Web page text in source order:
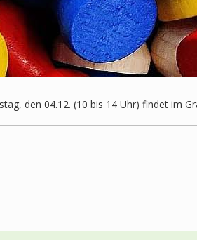
den 04.12. (10 bis 14 Uhr) findet im